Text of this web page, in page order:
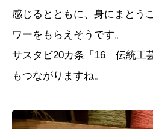
感じるとともに、身にまとう
ワーをもらえそうです。
サスタビ20カ条「 16 伝統工
もつながりますね。